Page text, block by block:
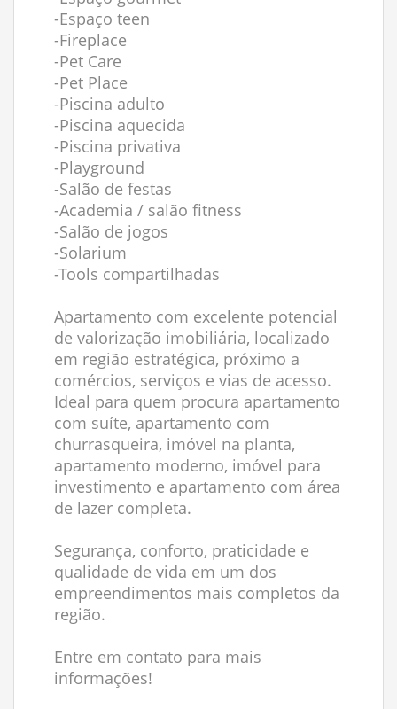
-Espaço teen
-Fireplace
-Pet Care
-Pet Place
-Piscina adulto
-Piscina aquecida
-Piscina privativa
-Playground
-Salão de festas
-Academia / salão fitness
-Salão de jogos
-Solarium
-Tools compartilhadas
Apartamento com excelente potencial
de valorização imobiliária, localizado
em região estratégica, próximo a
comércios, serviços e vias de acesso.
Ideal para quem procura apartamento
com suíte, apartamento com
churrasqueira, imóvel na planta,
apartamento moderno, imóvel para
investimento e apartamento com área
de lazer completa.
Segurança, conforto, praticidade e
qualidade de vida em um dos
empreendimentos mais completos da
região.
Entre em contato para mais
informações!